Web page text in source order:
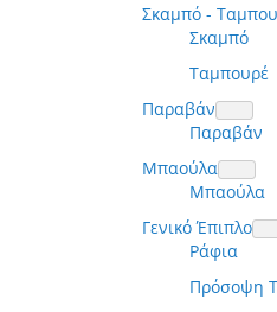
Σκαμπό -
Σκαμπό
Ταμπουρέ
Παραβάν
Παραβάν
Μπαούλα
Μπαούλα
Γενικό Έπιπλο
Ράφια
Πρόσοψη